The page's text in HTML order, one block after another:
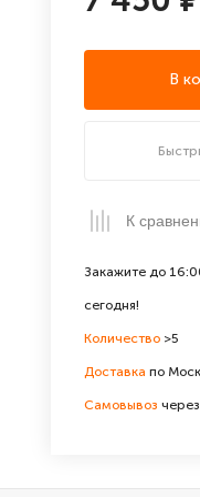
В
К
Закажите до
сегодня!
Количество >5
Доставка по
Самовывоз